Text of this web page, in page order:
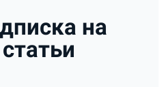
на
статьи